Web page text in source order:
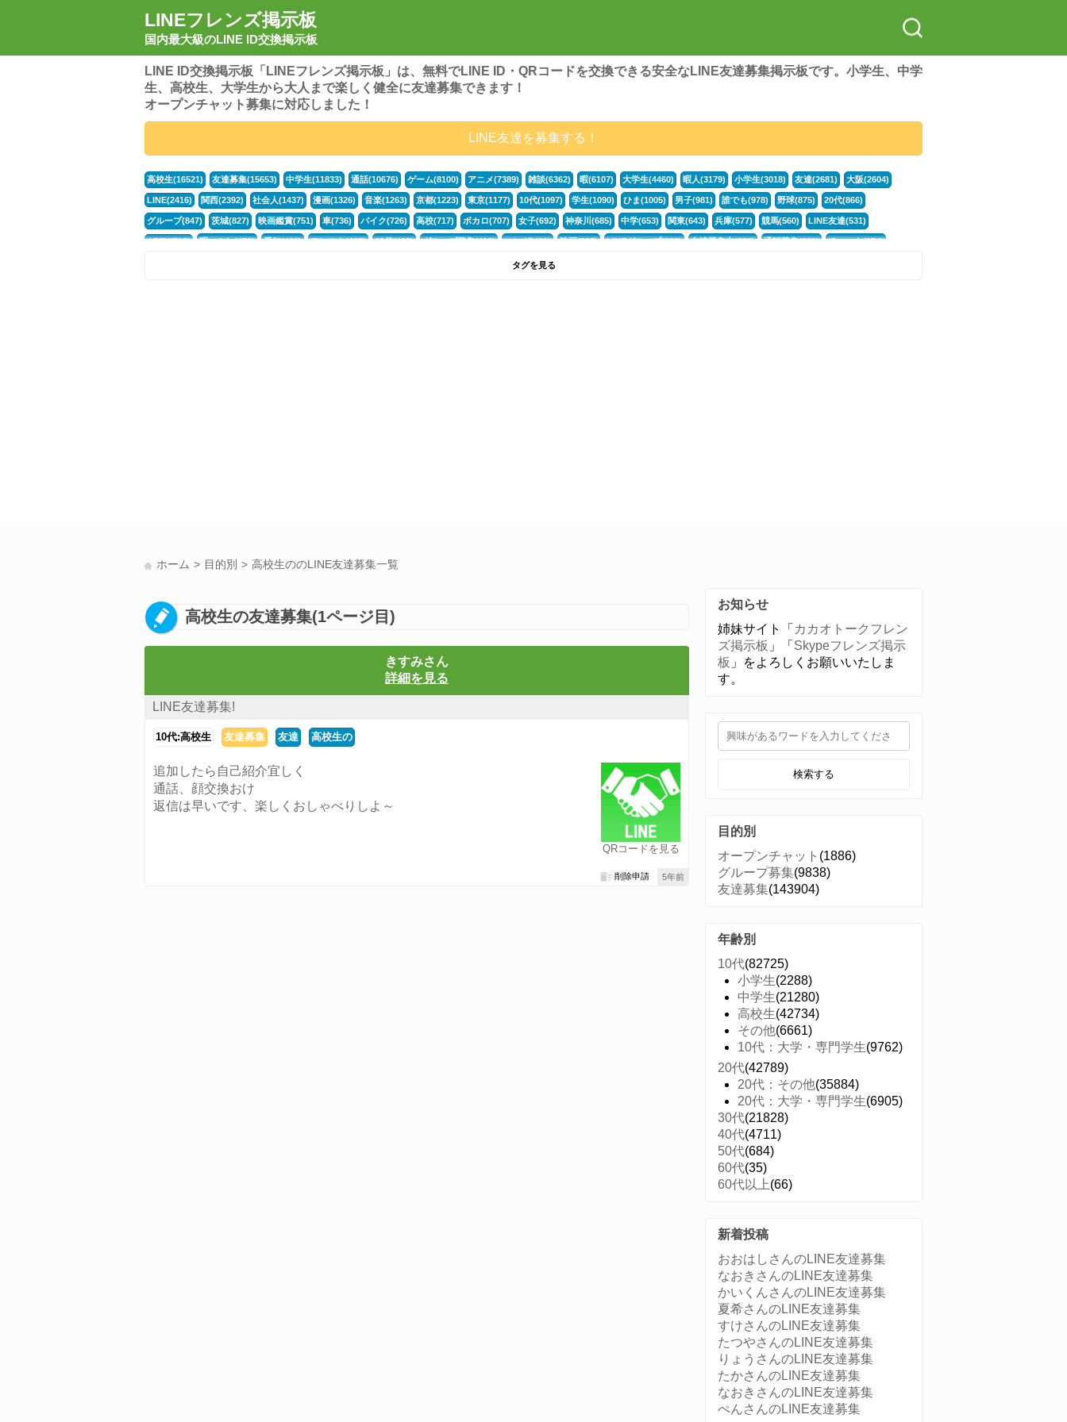
LINEフレンズ掲示板
国内最大級のLINE ID交換掲示板
LINE ID交換掲示板「LINEフレンズ掲示板」は、無料でLINE ID・QRコードを交換できる安全なLINE友達募集掲示板です。小学生、中学
生、高校生、大学生から大人まで楽しく健全に友達募集できます！
オープンチャット募集に対応しました！
LINE友達を募集する！
高校生(16521) 友達募集(15653) 中学生(11833) 通話(10676) ゲーム(8100) アニメ(7389) 雑談(6362) 暇(6107) 大学生(4460) 暇人(3179) 小学生(3018) 友達(2681) 大阪(2604)
LINE(2416) 関西(2392) 社会人(1437) 漫画(1326) 音楽(1263) 京都(1223) 東京(1177) 10代(1097) 学生(1090) ひま(1005) 男子(981) 誰でも(978) 野球(875) 20代(866)
グループ(847) 茨城(827) 映画鑑賞(751) 車(736) バイク(726) 高校(717) ボカロ(707) 女子(692) 神奈川(685) 中学(653) 関東(643) 兵庫(577) 競馬(560) LINE友達(531)
APEX(519) 暇つぶし(476) 愛知(468) モンスト(465) 30代(433) グループ募集(412) マンガ(401) 映画(395) LINEグループ(388) 友達募集中(382) 通話募集(381) チャット(374)
フォートナイト(320)
タグを見る
ホーム 目的別 高校生ののLINE友達募集一覧
高校生の友達募集(1ページ目)
きすみさん
詳細を見る
LINE友達募集!
10代:高校生 友達募集 友達 高校生の
QRコードを見る
追加したら自己紹介宜しく
通話、顔交換おけ
返信は早いです、楽しくおしゃべりしよ～
5年前
削除申請
お知らせ
姉妹サイト「 カカオトークフレン
ズ掲示板 」「 Skypeフレンズ掲示
板 」をよろしくお願いいたしま
す。
検索する
目的別
オープンチャット (1886)
グループ募集(9838)
友達募集(143904)
年齢別
10代(82725)
小学生(2288)
中学生(21280)
高校生(42734)
その他(6661)
10代：大学・専門学生(9762)
20代(42789)
20代：その他(35884)
20代：大学・専門学生(6905)
30代(21828)
40代(4711)
50代(684)
60代(35)
60代以上(66)
新着投稿
おおはしさんのLINE友達募集
なおきさんのLINE友達募集
かいくんさんのLINE友達募集
夏希さんのLINE友達募集
すけさんのLINE友達募集
たつやさんのLINE友達募集
りょうさんのLINE友達募集
たかさんのLINE友達募集
なおきさんのLINE友達募集
ぺんさんのLINE友達募集